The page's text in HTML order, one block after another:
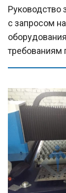
с запросом
требованиям